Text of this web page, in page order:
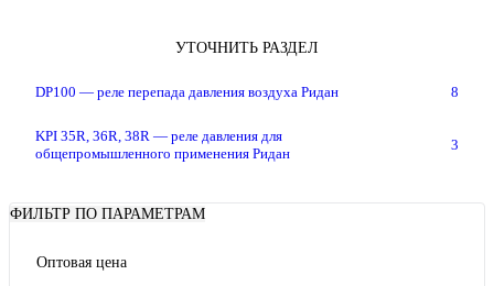
УТОЧНИТЬ РАЗДЕЛ
DP100 — реле перепада давления воздуха Ридан 8
KPI 35R, 36R, 38R — реле давления для
общепромышленного применения Ридан
3
ФИЛЬТР ПО ПАРАМЕТРАМ
Оптовая цена